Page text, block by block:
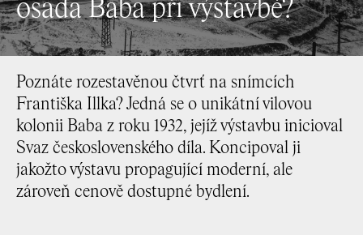
osada Baba při výstavbě?
Poznáte rozestavěnou čtvrť na snímcích
Františka Illka? Jedná se o unikátní vilovou
kolonii Baba z roku 1932, jejíž výstavbu inicioval
Svaz československého díla. Koncipoval ji
jakožto výstavu propagující moderní, ale
zároveň cenově dostupné bydlení.